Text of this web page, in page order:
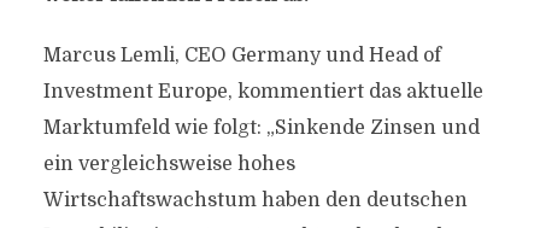
Marcus Lemli, CEO Germany und Head of
Investment Europe, kommentiert das aktuelle
Marktumfeld wie folgt: „Sinkende Zinsen und
ein vergleichsweise hohes
Wirtschaftswachstum haben den deutschen